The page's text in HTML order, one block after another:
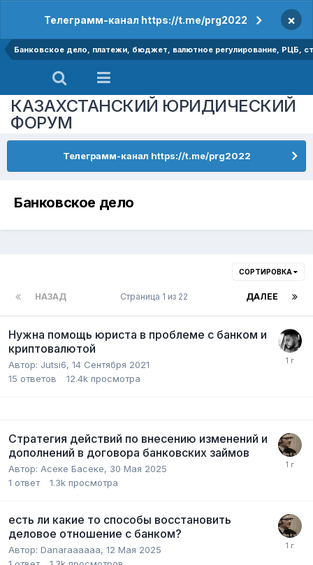
Телеграмм-канал https://t.me/prg2022 ×
Банковское дело, платежи, бюджет, валютное регулирование, РЦБ,
КАЗАХСТАНСКИЙ ЮРИДИЧЕСКИЙ
ФОРУМ
Телеграмм-канал https://t.me/prg2022
Банковское дело
СОРТИРОВКА
НАЗАД ДАЛЕЕ
Страница 1 из 22
Нужна помощь юриста в проблеме с банком и
криптовалютой
Автор: Jutsi6, 14 Сентября 2021
15 ответов 12.4k просмотра
Стратегия действий по внесению изменений и
дополнений в договора банковских займов
Автор: Асеке Басеке, 30 Мая 2025
1 ответ 1.3k просмотра
есть ли какие то способы восстановить
деловое отношение с банком?
Автор: Danaraaaaaa, 12 Мая 2025